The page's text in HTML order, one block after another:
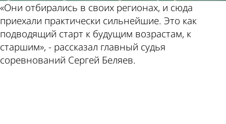
«Они отбирались в своих регионах, и сюда
приехали практически сильнейшие. Это как
подводящий старт к будущим возрастам, к
старшим», - рассказал главный судья
соревнований Сергей Беляев.